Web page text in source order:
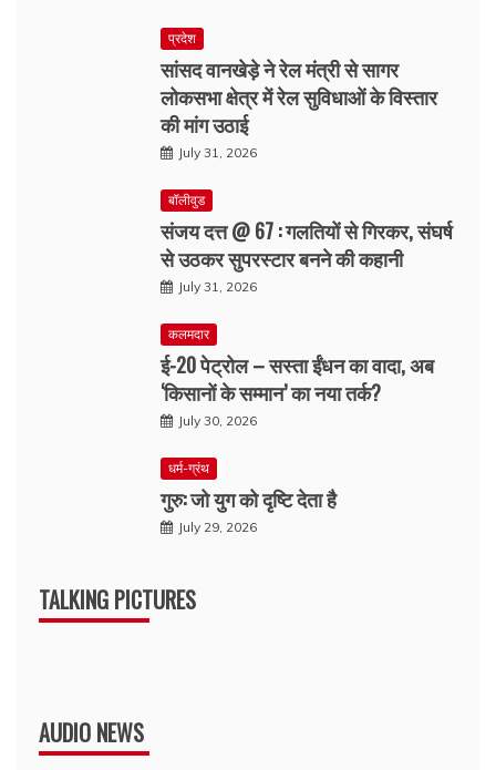
प्रदेश
सांसद वानखेड़े ने रेल मंत्री से सागर
लोकसभा क्षेत्र में रेल सुविधाओं के विस्तार
की मांग उठाई
July 31, 2026
बॉलीवुड
संजय दत्त @ 67 : गलतियों से गिरकर, संघर्ष
से उठकर सुपरस्टार बनने की कहानी
July 31, 2026
कलमदार
ई-20 पेट्रोल – सस्ता ईंधन का वादा, अब
‘किसानों के सम्मान’ का नया तर्क?
July 30, 2026
धर्म-ग्रंथ
गुरु: जो युग को दृष्टि देता है
July 29, 2026
TALKING PICTURES
AUDIO NEWS